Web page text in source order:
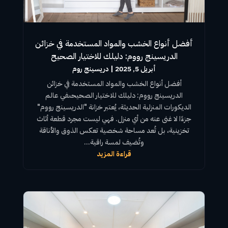
أفضل أنواع الخشب والمواد المستخدمة في خزائن
الدريسينج رووم: دليلك للاختيار الصحيح
أبريل 5, 2025 | دريسينج روم
أفضل أنواع الخشب والمواد المستخدمة في خزائن
الدريسينج رووم: دليلك للاختيار الصحيحىفي عالم
الديكورات المنزلية الحديثة، يُعتبر خزانة "الدريسينج رووم"
جزءًا لا غنى عنه من أي منزل. فهي ليست مجرد قطعة أثاث
تخزينية، بل تُعد مساحة شخصية تعكس الذوق والأناقة
وتُضيف لمسة راقية...
قراءة المزيد